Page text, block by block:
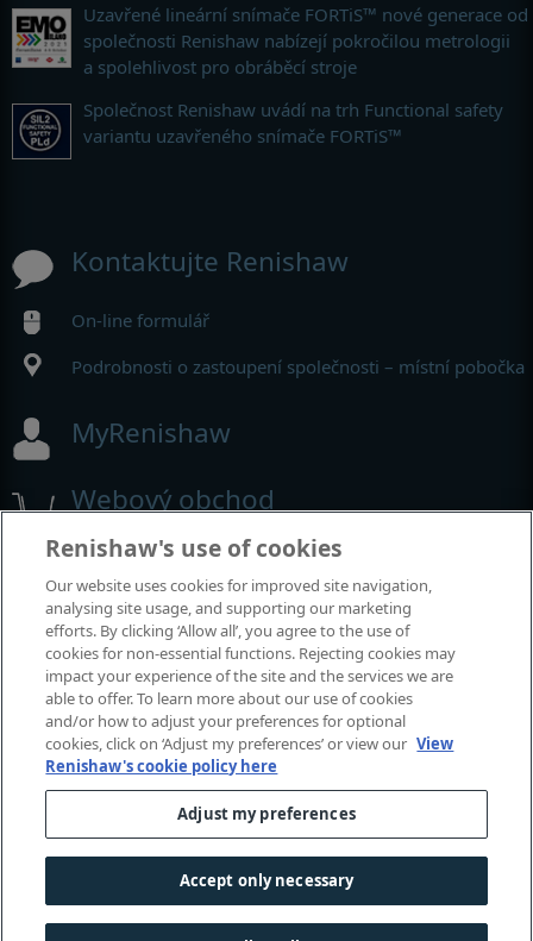
Uzavřené lineární snímače FORTiS™ nové generace od
společnosti Renishaw nabízejí pokročilou metrologii
a spolehlivost pro obráběcí stroje
Společnost Renishaw uvádí na trh Functional safety
variantu uzavřeného snímače FORTiS™
Kontaktujte Renishaw
On-line formulář
Podrobnosti o zastoupení společnosti – místní pobočka
MyRenishaw
Webový obchod
Výstavy a konference
Akce, kterých se účastníme
© 2001-2026 Renishaw plc. Všechna práva vyhrazena.
Kontaktujte nás|Právní předpisy a jejich dodržování|
Renishaw's use of cookies
Our website uses cookies for improved site navigation,
analysing site usage, and supporting our marketing
efforts. By clicking ‘Allow all’, you agree to the use of
cookies for non-essential functions. Rejecting cookies may
impact your experience of the site and the services we are
able to offer. To learn more about our use of cookies
and/or how to adjust your preferences for optional
cookies, click on ‘Adjust my preferences’ or view our View
Renishaw's cookie policy here
Adjust my preferences
Accept only necessary